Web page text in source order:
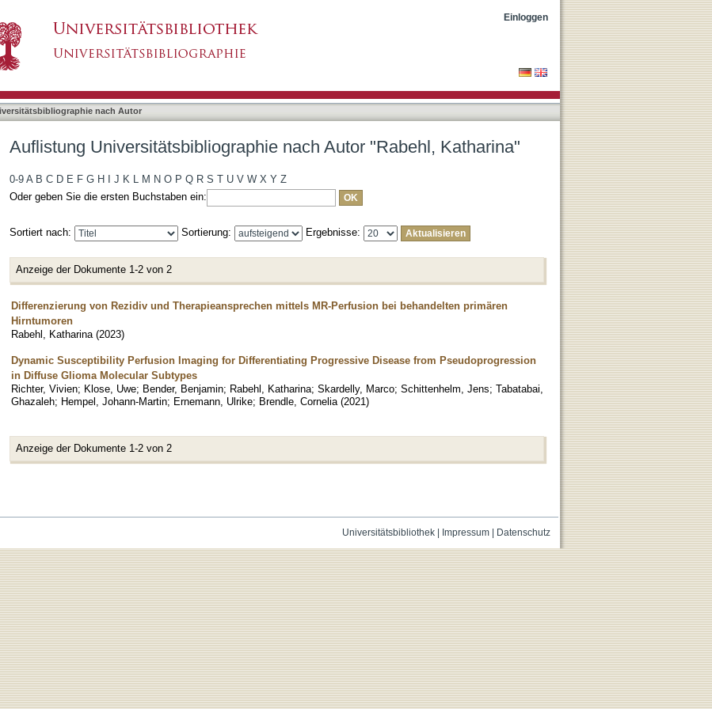
Einloggen
nach Autor
Auflistung Universitätsbibliographie nach Autor "Rabehl, Katharina"
0-9 A B C D E F G H J K L M N O P Q R S T U V W X Y Z
Oder geben Sie die ersten Buchstaben ein:
Sortiert nach: Sortierung: Ergebnisse:
Anzeige der Dokumente 1-2 von 2
Differenzierung von Rezidiv und Therapieansprechen mittels MR-Perfusion bei behandelten primären
Hirntumoren
Rabehl, Katharina (2023)
Dynamic Susceptibility Perfusion Imaging for Differentiating Progressive Disease from Pseudoprogression
in Diffuse Glioma Molecular Subtypes
Richter, Vivien; Klose, Uwe; Bender, Benjamin; Rabehl, Katharina; Skardelly, Marco; Schittenhelm, Jens; Tabatabai,
Ghazaleh; Hempel, Johann-Martin; Ernemann, Ulrike; Brendle, Cornelia (2021)
Anzeige der Dokumente 1-2 von 2
Universitätsbibliothek| Impressum| Datenschutz